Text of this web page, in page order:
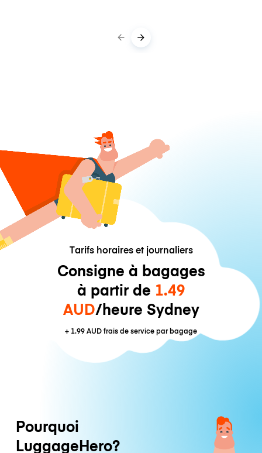
Tarifs horaires et journaliers
Consigne à bagages
à partir de 1.49
AUD/heure Sydney
+ 1.99 AUDfrais de service par bagage
Pourquoi
LuggageHero?